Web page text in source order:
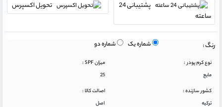
پشتیبانی 24
ساعته
تحویل اکسپرس
رنگ : شماره یک شماره دو
نوع کرم پودر :
مایع
میزان SPF :
25
کشور سازنده :
ترکیه
اصالت کالا :
اصل